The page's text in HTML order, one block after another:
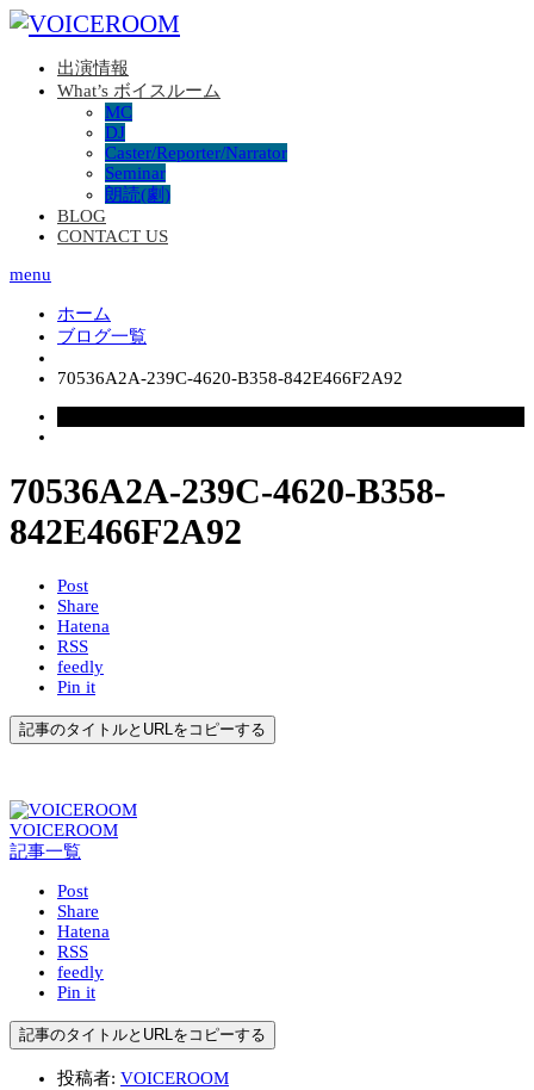
出演情報
What’s ボイスルーム
MC
DJ
Caster/Reporter/Narrator
Seminar
朗読(劇)
BLOG
CONTACT US
menu
ホーム
ブログ一覧
70536A2A-239C-4620-B358-842E466F2A92
70536A2A-239C-4620-B358-
842E466F2A92
Post
Share
Hatena
RSS
feedly
Pin it
記事のタイトルとURLをコピーする
VOICEROOM
記事一覧
Post
Share
Hatena
RSS
feedly
Pin it
記事のタイトルとURLをコピーする
投稿者: VOICEROOM